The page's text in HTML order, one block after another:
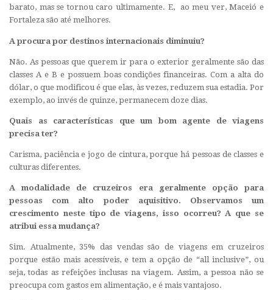
barato, mas se tornou caro ultimamente. E, ao meu ver, Maceió e
Fortaleza são até melhores.
A procura por destinos internacionais diminuiu?
Não. As pessoas que querem ir para o exterior geralmente são das
classes A e B e possuem boas condições financeiras. Com a alta do
dólar, o que modificou é que elas, às vezes, reduzem sua estadia. Por
exemplo, ao invés de quinze, permanecem doze dias.
Quais as características que um bom agente de viagens
precisa ter?
Carisma, paciência e jogo de cintura, porque há pessoas de classes e
culturas diferentes.
A modalidade de cruzeiros era geralmente opção para
pessoas com alto poder aquisitivo. Observamos um
crescimento neste tipo de viagens, isso ocorreu? A que se
atribui essa mudança?
Sim. Atualmente, 35% das vendas são de viagens em cruzeiros
porque estão mais acessíveis, e tem a opção de “all inclusive”, ou
seja, todas as refeições inclusas na viagem. Assim, a pessoa não se
preocupa com gastos em alimentação, e é mais vantajoso.